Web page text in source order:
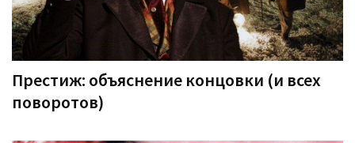
Престиж: объяснение концовки (и всех
поворотов)